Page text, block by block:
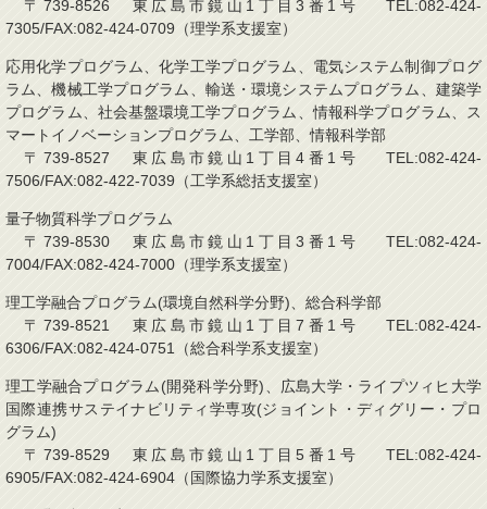
〒739-8526 東広島市鏡山1丁目3番1号 TEL:082-424-
7305/FAX:082-424-0709（理学系支援室）
応用化学プログラム、化学工学プログラム、電気システム制御プログ
ラム、機械工学プログラム、輸送・環境システムプログラム、建築学
プログラム、社会基盤環境工学プログラム、情報科学プログラム、ス
マートイノベーションプログラム、工学部、情報科学部
〒739-8527 東広島市鏡山1丁目4番1号 TEL:082-424-
7506/FAX:082-422-7039（工学系総括支援室）
量子物質科学プログラム
〒739-8530 東広島市鏡山1丁目3番1号 TEL:082-424-
7004/FAX:082-424-7000（理学系支援室）
理工学融合プログラム(環境自然科学分野)、総合科学部
〒739-8521 東広島市鏡山1丁目7番1号 TEL:082-424-
6306/FAX:082-424-0751（総合科学系支援室）
理工学融合プログラム(開発科学分野)、広島大学・ライプツィヒ大学
国際連携サステイナビリティ学専攻(ジョイント・ディグリー・プロ
グラム)
〒739-8529 東広島市鏡山1丁目5番1号 TEL:082-424-
6905/FAX:082-424-6904（国際協力学系支援室）